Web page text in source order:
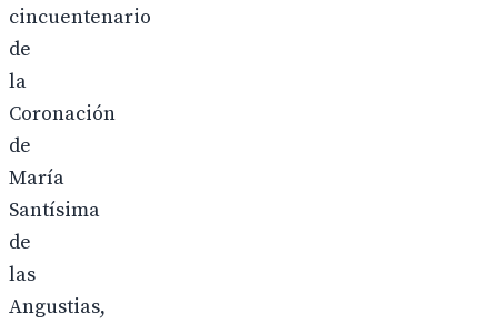
cincuentenario
de
la
Coronación
de
María
Santísima
de
las
Angustias,